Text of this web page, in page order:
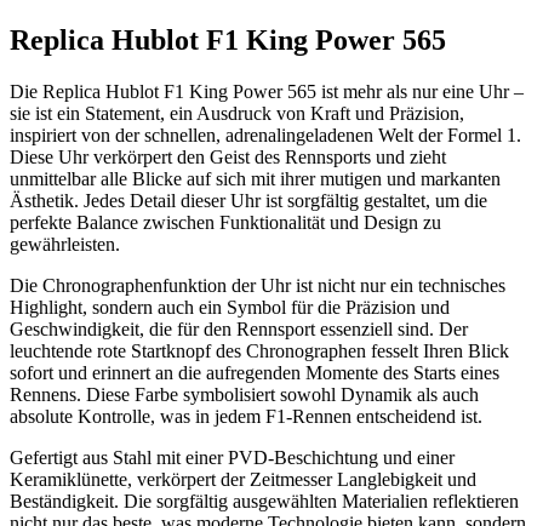
Replica Hublot F1 King Power 565
Die Replica Hublot F1 King Power 565 ist mehr als nur eine Uhr –
sie ist ein Statement, ein Ausdruck von Kraft und Präzision,
inspiriert von der schnellen, adrenalingeladenen Welt der Formel 1.
Diese Uhr verkörpert den Geist des Rennsports und zieht
unmittelbar alle Blicke auf sich mit ihrer mutigen und markanten
Ästhetik. Jedes Detail dieser Uhr ist sorgfältig gestaltet, um die
perfekte Balance zwischen Funktionalität und Design zu
gewährleisten.
Die Chronographenfunktion der Uhr ist nicht nur ein technisches
Highlight, sondern auch ein Symbol für die Präzision und
Geschwindigkeit, die für den Rennsport essenziell sind. Der
leuchtende rote Startknopf des Chronographen fesselt Ihren Blick
sofort und erinnert an die aufregenden Momente des Starts eines
Rennens. Diese Farbe symbolisiert sowohl Dynamik als auch
absolute Kontrolle, was in jedem F1-Rennen entscheidend ist.
Gefertigt aus Stahl mit einer PVD-Beschichtung und einer
Keramiklünette, verkörpert der Zeitmesser Langlebigkeit und
Beständigkeit. Die sorgfältig ausgewählten Materialien reflektieren